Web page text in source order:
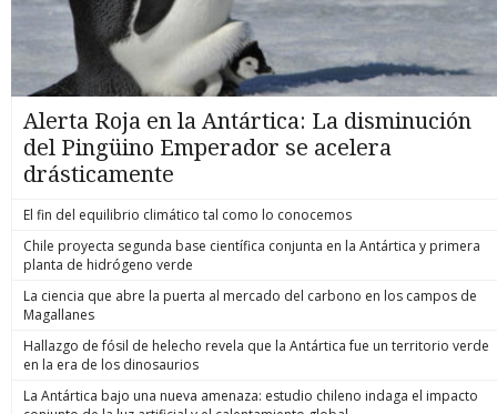
Alerta Roja en la Antártica: La disminución
del Pingüino Emperador se acelera
drásticamente
El fin del equilibrio climático tal como lo conocemos
Chile proyecta segunda base científica conjunta en la Antártica y primera
planta de hidrógeno verde
La ciencia que abre la puerta al mercado del carbono en los campos de
Magallanes
Hallazgo de fósil de helecho revela que la Antártica fue un territorio verde
en la era de los dinosaurios
La Antártica bajo una nueva amenaza: estudio chileno indaga el impacto